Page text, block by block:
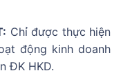
Chỉ được thực hiện
động kinh doanh
ĐK HKD.